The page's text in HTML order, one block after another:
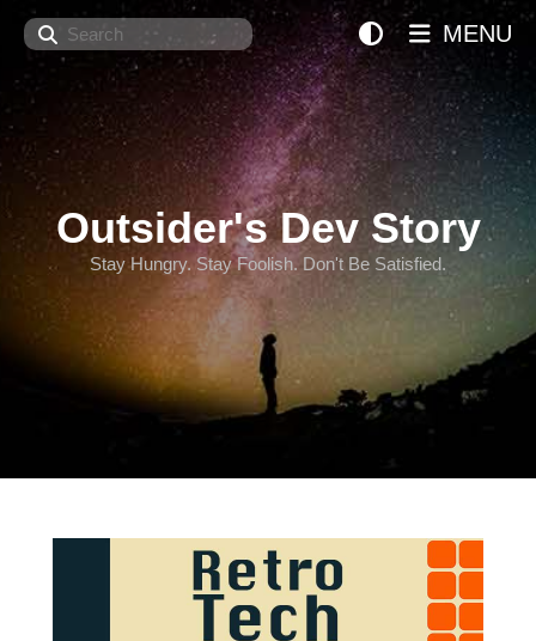
Search
Outsider's Dev Story
Stay Hungry. Stay Foolish. Don't Be Satisfied.
MENU